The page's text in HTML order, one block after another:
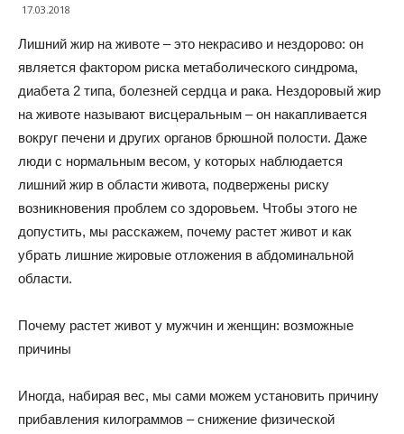
17.03.2018
Лишний жир на животе – это некрасиво и нездорово: он
является фактором риска метаболического синдрома,
диабета 2 типа, болезней сердца и рака. Нездоровый жир
на животе называют висцеральным – он накапливается
вокруг печени и других органов брюшной полости. Даже
люди с нормальным весом, у которых наблюдается
лишний жир в области живота, подвержены риску
возникновения проблем со здоровьем. Чтобы этого не
допустить, мы расскажем, почему растет живот и как
убрать лишние жировые отложения в абдоминальной
области.
Почему растет живот у мужчин и женщин: возможные
причины
Иногда, набирая вес, мы сами можем установить причину
прибавления килограммов – снижение физической